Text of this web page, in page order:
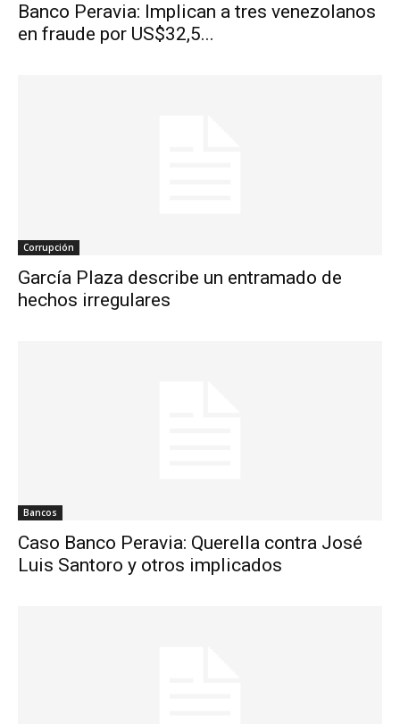
Banco Peravia: Implican a tres venezolanos
en fraude por US$32,5...
Corrupción
García Plaza describe un entramado de
hechos irregulares
Bancos
Caso Banco Peravia: Querella contra José
Luis Santoro y otros implicados